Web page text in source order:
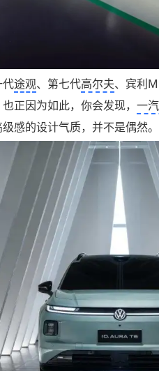
代途观、第七代高尔夫、宾利
正因为如此，你会发现， 一
感的设计气质，并不是偶然。